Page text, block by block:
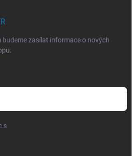
budeme zasílat informace o nových
s